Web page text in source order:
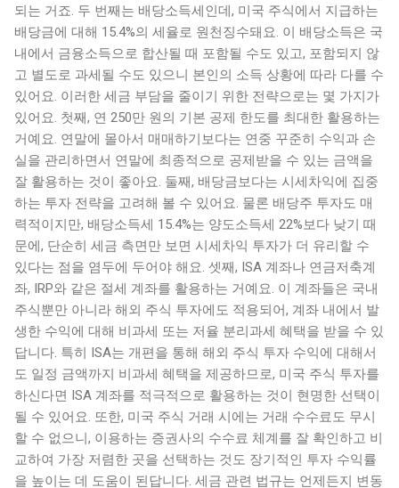
되는 거죠. 두 번째는 배당소득세인데, 미국 주식에서 지급하는
배당금에 대해 15.4%의 세율로 원천징수돼요. 이 배당소득은 국
내에서 금융소득으로 합산될 때 포함될 수도 있고, 포함되지 않
고 별도로 과세될 수도 있으니 본인의 소득 상황에 따라 다를 수
있어요. 이러한 세금 부담을 줄이기 위한 전략으로는 몇 가지가
있어요. 첫째, 연 250만 원의 기본 공제 한도를 최대한 활용하는
거예요. 연말에 몰아서 매매하기보다는 연중 꾸준히 수익과 손
실을 관리하면서 연말에 최종적으로 공제받을 수 있는 금액을
잘 활용하는 것이 좋아요. 둘째, 배당금보다는 시세차익에 집중
하는 투자 전략을 고려해 볼 수 있어요. 물론 배당주 투자도 매
력적이지만, 배당소득세 15.4%는 양도소득세 22%보다 낮기 때
문에, 단순히 세금 측면만 보면 시세차익 투자가 더 유리할 수
있다는 점을 염두에 두어야 해요. 셋째, ISA 계좌나 연금저축계
좌, IRP와 같은 절세 계좌를 활용하는 거예요. 이 계좌들은 국내
주식뿐만 아니라 해외 주식 투자에도 적용되어, 계좌 내에서 발
생한 수익에 대해 비과세 또는 저율 분리과세 혜택을 받을 수 있
답니다. 특히 ISA는 개편을 통해 해외 주식 투자 수익에 대해서
도 일정 금액까지 비과세 혜택을 제공하므로, 미국 주식 투자를
하신다면 ISA 계좌를 적극적으로 활용하는 것이 현명한 선택이
될 수 있어요. 또한, 미국 주식 거래 시에는 거래 수수료도 무시
할 수 없으니, 이용하는 증권사의 수수료 체계를 잘 확인하고 비
교하여 가장 저렴한 곳을 선택하는 것도 장기적인 투자 수익률
을 높이는 데 도움이 된답니다. 세금 관련 법규는 언제든지 변동